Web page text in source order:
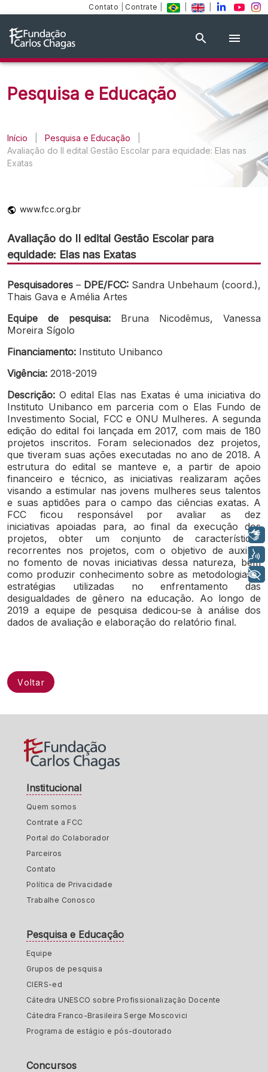
Contato Contrate
Pesquisa e Educação
Início Pesquisa e Educação
Avaliação do II edital Gestão Escolar para equidade: Elas nas
Exatas
www.fcc.org.br
Avaliação do II edital Gestão Escolar para
equidade: Elas nas Exatas
Pesquisadores – DPE/FCC: Sandra Unbehaum (coord.),
Thais Gava e Amélia Artes
Equipe de pesquisa: Bruna Nicodêmus, Vanessa
Moreira Sígolo
Financiamento: Instituto Unibanco
Vigência: 2018-2019
Descrição: O edital Elas nas Exatas é uma iniciativa do
Instituto Unibanco em parceria com o Elas Fundo de
Investimento Social, FCC e ONU Mulheres. A segunda
edição do edital foi lançada em 2017, com mais de 180
projetos inscritos. Foram selecionados dez projetos,
que tiveram suas ações executadas no ano de 2018. A
estrutura do edital se manteve e, a partir de apoio
financeiro e técnico, as iniciativas realizaram ações
visando a estimular nas jovens mulheres seus talentos
e suas aptidões para o campo das ciências exatas. A
FCC ficou responsável por avaliar as dez
iniciativas apoiadas para, ao final da execução dos
projetos, obter um conjunto de características
recorrentes nos projetos, com o objetivo de auxiliar
no fomento de novas iniciativas dessa natureza, bem
como produzir conhecimento sobre as metodologias e
estratégias utilizadas no enfrentamento das
desigualdades de gênero na educação. Ao longo de
2019 a equipe de pesquisa dedicou-se à análise dos
dados de avaliação e elaboração do relatório final.
Voltar
Institucional
Quem somos
Contrate a FCC
Portal do Colaborador
Parceiros
Contato
Política de Privacidade
Trabalhe Conosco
Pesquisa e Educação
Equipe
Grupos de pesquisa
CIERS-ed
Cátedra UNESCO sobre Profissionalização Docente
Cátedra Franco-Brasileira Serge Moscovici
Programa de estágio e pós-doutorado
Concursos
Libras
Voz
+ Acessibilidade